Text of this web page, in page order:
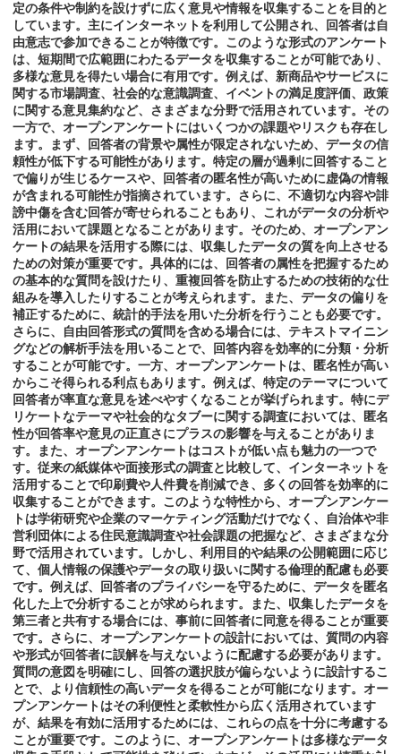
定の条件や制約を設けずに広く意見や情報を収集することを目的と
しています。主にインターネットを利用して公開され、回答者は自
由意志で参加できることが特徴です。このような形式のアンケート
は、短期間で広範囲にわたるデータを収集することが可能であり、
多様な意見を得たい場合に有用です。例えば、新商品やサービスに
関する市場調査、社会的な意識調査、イベントの満足度評価、政策
に関する意見集約など、さまざまな分野で活用されています。その
一方で、オープンアンケートにはいくつかの課題やリスクも存在し
ます。まず、回答者の背景や属性が限定されないため、データの信
頼性が低下する可能性があります。特定の層が過剰に回答すること
で偏りが生じるケースや、回答者の匿名性が高いために虚偽の情報
が含まれる可能性が指摘されています。さらに、不適切な内容や誹
謗中傷を含む回答が寄せられることもあり、これがデータの分析や
活用において課題となることがあります。そのため、オープンアン
ケートの結果を活用する際には、収集したデータの質を向上させる
ための対策が重要です。具体的には、回答者の属性を把握するため
の基本的な質問を設けたり、重複回答を防止するための技術的な仕
組みを導入したりすることが考えられます。また、データの偏りを
補正するために、統計的手法を用いた分析を行うことも必要です。
さらに、自由回答形式の質問を含める場合には、テキストマイニン
グなどの解析手法を用いることで、回答内容を効率的に分類・分析
することが可能です。一方、オープンアンケートは、匿名性が高い
からこそ得られる利点もあります。例えば、特定のテーマについて
回答者が率直な意見を述べやすくなることが挙げられます。特にデ
リケートなテーマや社会的なタブーに関する調査においては、匿名
性が回答率や意見の正直さにプラスの影響を与えることがありま
す。また、オープンアンケートはコストが低い点も魅力の一つで
す。従来の紙媒体や面接形式の調査と比較して、インターネットを
活用することで印刷費や人件費を削減でき、多くの回答を効率的に
収集することができます。このような特性から、オープンアンケー
トは学術研究や企業のマーケティング活動だけでなく、自治体や非
営利団体による住民意識調査や社会課題の把握など、さまざまな分
野で活用されています。しかし、利用目的や結果の公開範囲に応じ
て、個人情報の保護やデータの取り扱いに関する倫理的配慮も必要
です。例えば、回答者のプライバシーを守るために、データを匿名
化した上で分析することが求められます。また、収集したデータを
第三者と共有する場合には、事前に回答者に同意を得ることが重要
です。さらに、オープンアンケートの設計においては、質問の内容
や形式が回答者に誤解を与えないように配慮する必要があります。
質問の意図を明確にし、回答の選択肢が偏らないように設計するこ
とで、より信頼性の高いデータを得ることが可能になります。オー
プンアンケートはその利便性と柔軟性から広く活用されています
が、結果を有効に活用するためには、これらの点を十分に考慮する
ことが重要です。このように、オープンアンケートは多様なデータ